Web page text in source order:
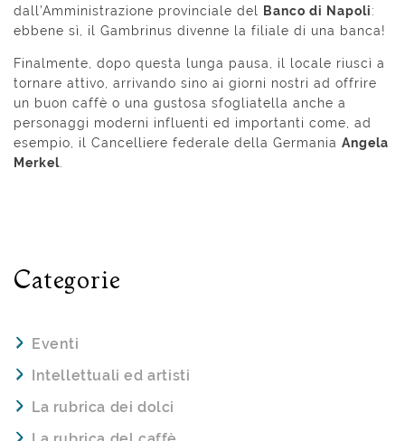
dall’Amministrazione provinciale del Banco di Napoli:
ebbene sì, il Gambrinus divenne la filiale di una banca!
Finalmente, dopo questa lunga pausa, il locale riuscì a
tornare attivo, arrivando sino ai giorni nostri ad offrire
un buon caffè o una gustosa sfogliatella anche a
personaggi moderni influenti ed importanti come, ad
esempio, il Cancelliere federale della Germania Angela
Merkel.
Categorie
Eventi
Intellettuali ed artisti
La rubrica dei dolci